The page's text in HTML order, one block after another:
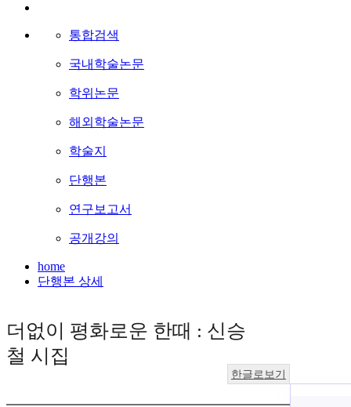
통합검색
국내학술논문
학위논문
해외학술논문
학술지
단행본
연구보고서
공개강의
home
단행본 상세
더없이 평화로운 한때 : 신승
철 시집
한글로보기